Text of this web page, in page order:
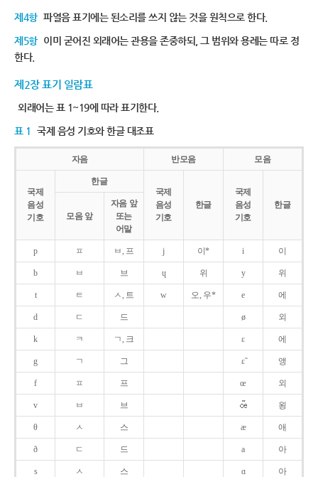
제4항 파열음 표기에는 된소리를 쓰지 않는 것을 원칙으로 한다.
제5항 이미 굳어진 외래어는 관용을 존중하되, 그 범위와 용례는 따로 정
한다.
제2장 표기 일람표
외래어는 표 1~19에 따라 표기한다.
표 1 국제 음성 기호와 한글 대조표
자음 반모음 모음
국제
음성
기호
한글
국제
음성
기호
한글
국제
음성
기호
한글
모음 앞
자음 앞
또는
어말
p ㅍ ㅂ, 프 j 이* i 이
b ㅂ 브 ɥ 위 y 위
t ㅌ ㅅ, 트 w 오, 우* e 에
d ㄷ 드 ø 외
k ㅋ ㄱ, 크 ɛ 에
g ㄱ 그 ɛ̃ 앵
f ㅍ 프 œ 외
v ㅂ 브 욍
θ ㅅ 스 æ 애
ð ㄷ 드 a 아
s ㅅ 스 ɑ 아